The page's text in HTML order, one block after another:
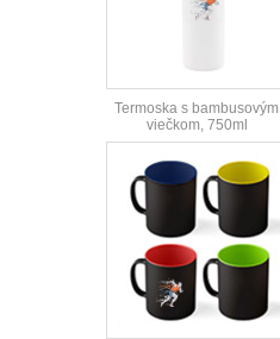
Termoska s bambusovým
viečkom, 750ml